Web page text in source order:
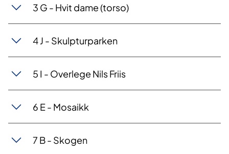
3 G - Hvit dame (torso)
4 J - Skulpturparken
5 I - Overlege Nils Friis
6 E - Mosaikk
7 B - Skogen